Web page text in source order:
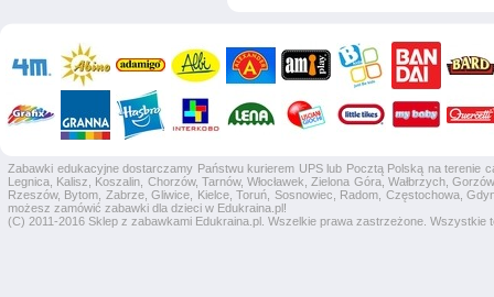
Zabawki edukacyjne dostarczamy Państwu kurierem UPS lub Pocztą Polską na terenie
Legnica, Kalisz, Koszalin, Chorzów, Tarnów, Włocławek, Zielona Góra, Wałbrzych,
Rzeszów, Bytom, Zabrze, Gliwice, Kielce, Toruń, Sosnowiec, Radom, Częstochowa,
możesz zamówić zabawki dla dzieci w Edukraina.pl!
(C) 2011-2016 Sklep z zabawkami Edukraina.pl. Wszelkie prawa zastrzeżone.